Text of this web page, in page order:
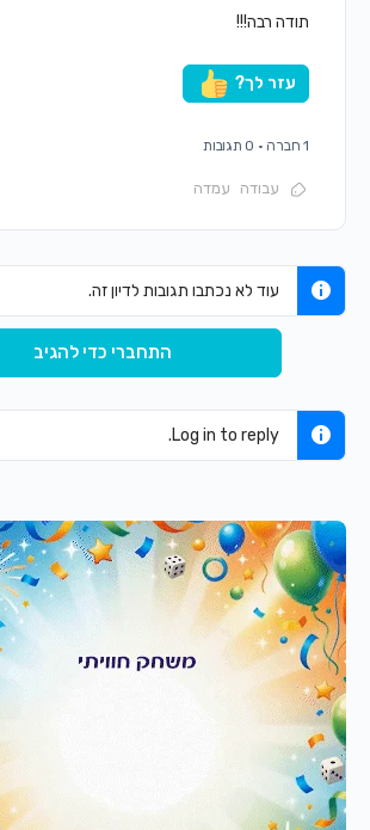
תודה רבה!!!
עזר לך?
· 0 תגובות
עבודה עמדה
עוד לא נכתבו תגובות לדיון זה.
התחברי כדי להגיב
Log in to reply.